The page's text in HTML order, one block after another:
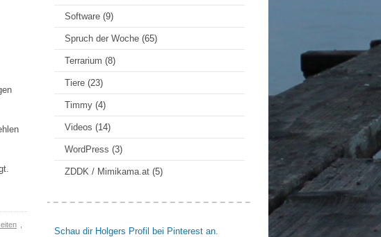
Software (9)
Spruch der Woche (65)
Terrarium (8)
Tiere (23)
Timmy (4)
Videos (14)
WordPress (3)
ZDDK / Mimikama.at (5)
Schau dir Holgers Profil bei Pinterest an.